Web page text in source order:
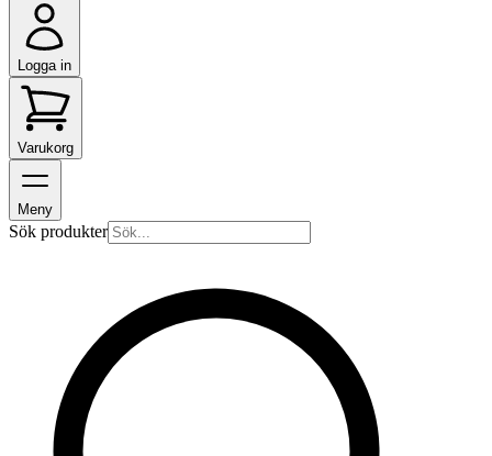
Logga in
Varukorg
Meny
Sök produkter